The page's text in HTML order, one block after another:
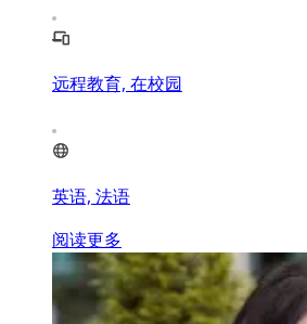
远程教育, 在校园
英语, 法语
阅读更多